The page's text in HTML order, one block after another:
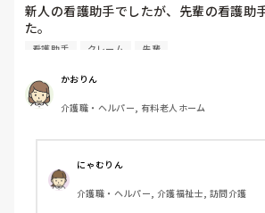
新人の看護助手でしたが、先輩の看護助
た。
それを見た患者さんがいじめられてる人
そこまではよかったのですが、私だけ看
て、こういうことはいじめられた片方だ
らと言われ、探りを入れられました。
子供じゃあるまいし何でこんな目に合
と情けなくなりました。
看護助手 クレーム 先輩
かおりん
介護職・ヘルパー, 有料老人ホーム
にゃむりん
介護職・ヘルパー, 介護福祉士, 訪問介護